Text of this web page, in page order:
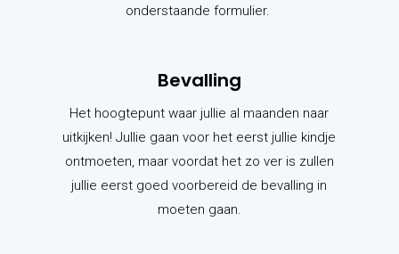
onderstaande formulier.
Bevalling
Het hoogtepunt waar jullie al maanden naar
uitkijken! Jullie gaan voor het eerst jullie kindje
ontmoeten, maar voordat het zo ver is zullen
jullie eerst goed voorbereid de bevalling in
moeten gaan.